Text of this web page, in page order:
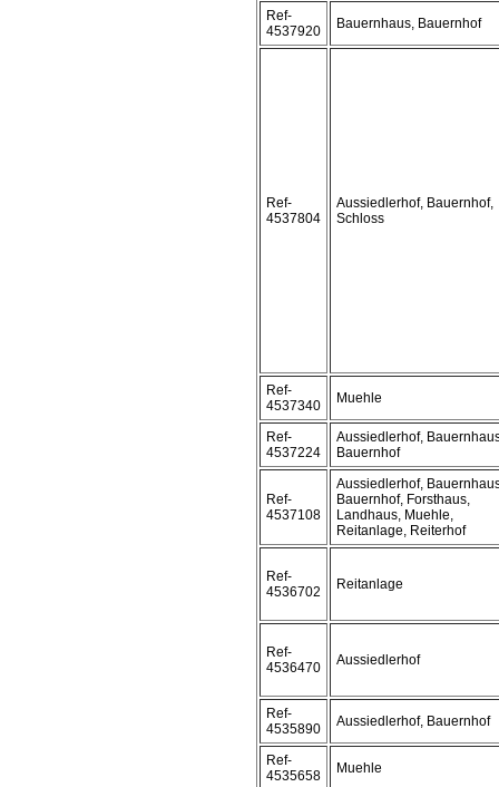
Ref-
4537920
Bauernhaus, Bauernhof
Ref-
4537804
Aussiedlerhof, Bauernhof,
Schloss
Ref-
4537340
Muehle
Ref-
4537224
Aussiedlerhof,
Bauernhof
Ref-
4537108
Aussiedlerhof,
Bauernhof, Forsthaus,
Landhaus, Muehle,
Reitanlage, Reiterhof
Ref-
4536702
Reitanlage
Ref-
4536470
Aussiedlerhof
Ref-
4535890
Aussiedlerhof, Bauernhof
Ref-
4535658
Muehle